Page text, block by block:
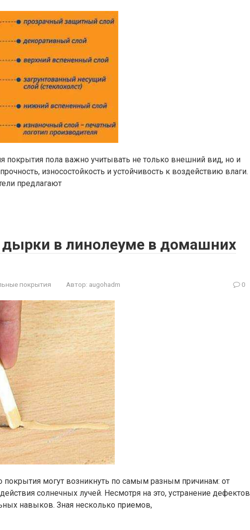
покрытия пола важно учитывать не только внешний вид, но и
износостойкость и устойчивость к воздействию влаги.
предлагают
дырки в линолеуме в домашних
покрытия Автор: augohadm 0
могут возникнуть по самым разным причинам: от
солнечных лучей. Несмотря на это, устранение дефектов
навыков. Зная несколько приемов,